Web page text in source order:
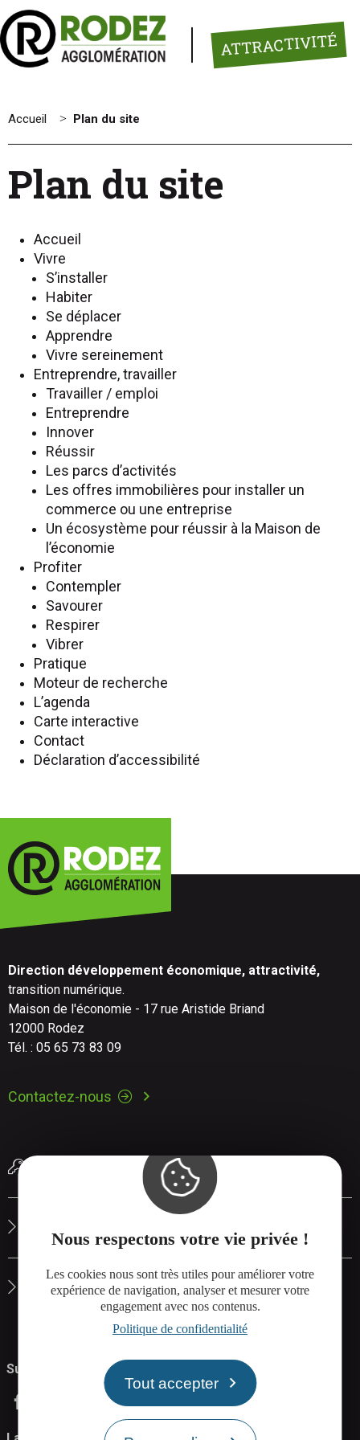
Nous respectons votre vie privée !
Les cookies nous sont très utiles pour améliorer votre
expérience de navigation, analyser et mesurer votre
engagement avec nos contenus.
Politique de confidentialité
Tout accepter
ATTRACTIVITÉ
Accueil > Plan du site
Plan du site
Accueil
Vivre
S’installer
Habiter
Se déplacer
Apprendre
Vivre sereinement
Entreprendre, travailler
Travailler / emploi
Entreprendre
Innover
Réussir
Les parcs d’activités
Les offres immobilières pour installer un
commerce ou une entreprise
Un écosystème pour réussir à la Maison de
l’économie
Profiter
Contempler
Savourer
Respirer
Vibrer
Pratique
Moteur de recherche
L’agenda
Carte interactive
Contact
Déclaration d’accessibilité
Direction développement économique, attractivité,
transition numérique.
Maison de l'économie - 17 rue Aristide Briand
12000 Rodez
Tél. : 05 65 73 83 09
Contactez-nous
Réserver une salle de réunion
La carte interactive de Rodez Agglo
Suivez-nous